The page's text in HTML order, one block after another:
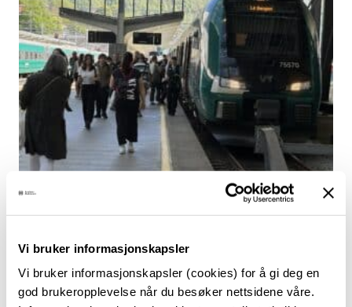
Vi bruker informasjonskapsler
Vi bruker informasjonskapsler (cookies) for å gi deg en
god brukeropplevelse når du besøker nettsidene våre.
3. februar 2025
Bergensbanen: Nytt
dobbeltspor gir rekordhøg
punktlegheit i vest
Det nye dobbeltsporet lengst vest på Bergensbanen driv
no opp punktlegskapen på heile banen. Etter at